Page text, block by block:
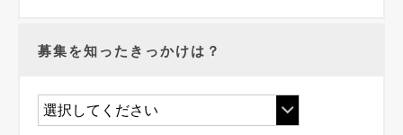
募集を知ったきっかけは？